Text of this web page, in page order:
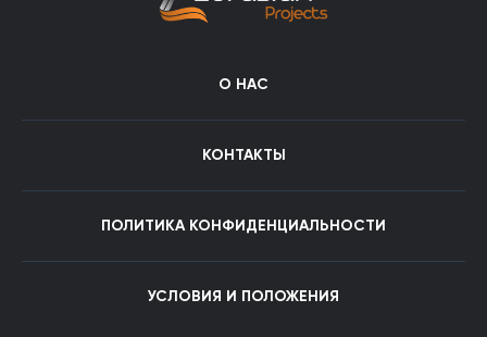
О НАС
КОНТАКТЫ
ПОЛИТИКА КОНФИДЕНЦИАЛЬНОСТИ
УСЛОВИЯ И ПОЛОЖЕНИЯ